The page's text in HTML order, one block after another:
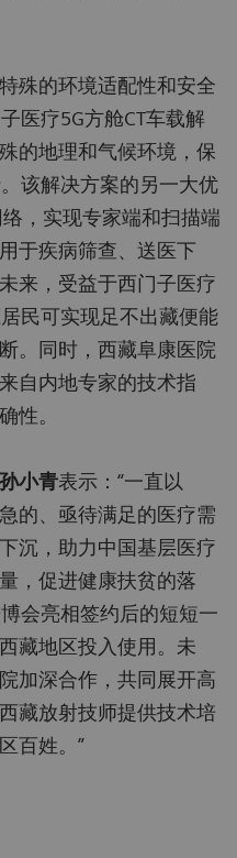
殊的环境适配性和安全
医疗5G方舱CT车载解
的地理和气候环境，保
该解决方案的另一大优
，实现专家端和扫描端
于疾病筛查、送医下
来，受益于西门子医疗
民可实现足不出藏便能
。同时，西藏阜康医院
自内地专家的技术指
性。
小青表示：“一直以
的、亟待满足的医疗需
沉，助力中国基层医疗
，促进健康扶贫的落
会亮相签约后的短短一
藏地区投入使用。未
加深合作，共同展开高
藏放射技师提供技术培
百姓。”